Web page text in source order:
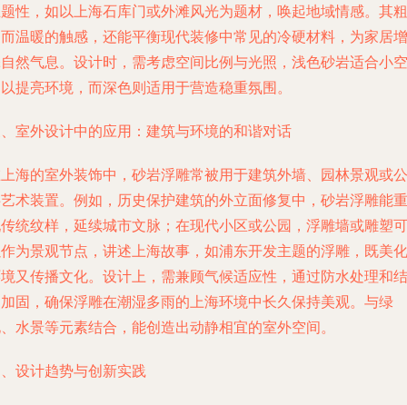
性，如以上海石库门或外滩风光为题材，唤起地域情感。其粗
温暖的触感，还能平衡现代装修中常见的冷硬材料，为家居增
然气息。设计时，需考虑空间比例与光照，浅色砂岩适合小空
提亮环境，而深色则适用于营造稳重氛围。
室外设计中的应用：建筑与环境的和谐对话
海的室外装饰中，砂岩浮雕常被用于建筑外墙、园林景观或公
术装置。例如，历史保护建筑的外立面修复中，砂岩浮雕能重
统纹样，延续城市文脉；在现代小区或公园，浮雕墙或雕塑可
为景观节点，讲述上海故事，如浦东开发主题的浮雕，既美化
又传播文化。设计上，需兼顾气候适应性，通过防水处理和结
固，确保浮雕在潮湿多雨的上海环境中长久保持美观。与绿
水景等元素结合，能创造出动静相宜的室外空间。
设计趋势与创新实践